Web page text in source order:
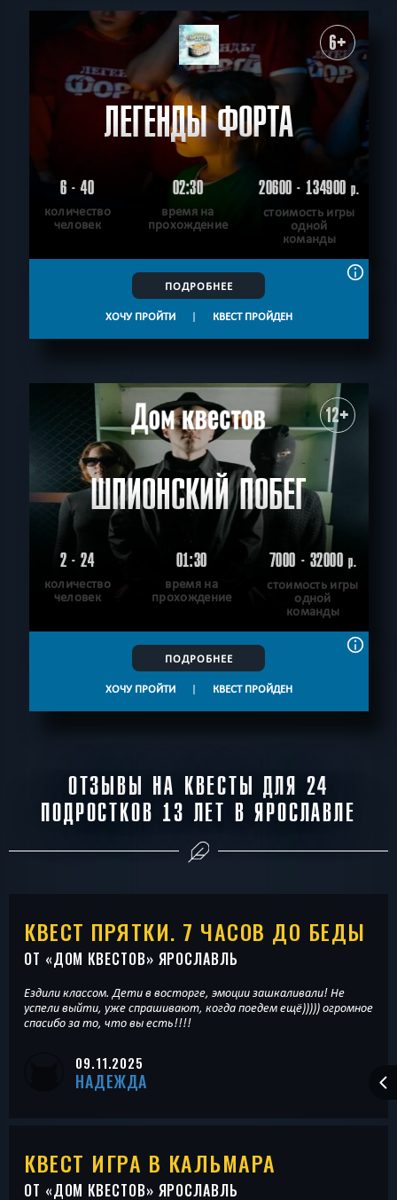
6+
ЛЕГЕНДЫ ФОРТА
6 - 40
количество
человек
02:30
время на
прохождение
20600 - 134900р.
стоимость игры
одной
команды
ПОДРОБНЕЕ
ХОЧУ ПРОЙТИ | КВЕСТ ПРОЙДЕН
12+
ШПИОНСКИЙ ПОБЕГ
2 - 24
количество
человек
01:30
время на
прохождение
7000 - 32000р.
стоимость игры
одной
команды
ПОДРОБНЕЕ
ХОЧУ ПРОЙТИ | КВЕСТ ПРОЙДЕН
ОТЗЫВЫ НА КВЕСТЫ ДЛЯ 24
ПОДРОСТКОВ 13 ЛЕТ В ЯРОСЛАВЛЕ
КВЕСТ ПРЯТКИ. 7 ЧАСОВ ДО БЕДЫ
ОТ «ДОМ КВЕСТОВ» ЯРОСЛАВЛЬ
Ездили классом. Дети в восторге, эмоции зашкаливали! Не
успели выйти, уже спрашивают, когда поедем ещё))))) огромное
спасибо за то, что вы есть!!!!
09.11.2025
НАДЕЖДА
КВЕСТ ИГРА В КАЛЬМАРА
ОТ «ДОМ КВЕСТОВ» ЯРОСЛАВЛЬ